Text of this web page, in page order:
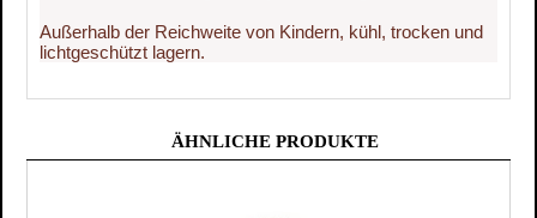
Außerhalb der Reichweite von Kindern, kühl, trocken und
lichtgeschützt lagern.
ÄHNLICHE PRODUKTE